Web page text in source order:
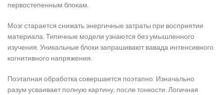
первостепенным блокам.
Мозг старается снижать энергичные затраты при восприятии
материала. Типичные модели узнаются без умышленного
изучения. Уникальные блоки запрашивают вавада интенсивного
когнитивного напряжения.
Поэтапная обработка совершается поэтапно. Изначально
разум усваивает полную картину, после тонкости. Логичная